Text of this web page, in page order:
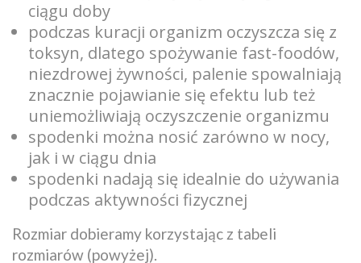
ciągu doby
podczas kuracji organizm oczyszcza się z
toksyn, dlatego spożywanie fast-foodów,
niezdrowej żywności, palenie spowalniają
znacznie pojawianie się efektu lub też
uniemożliwiają oczyszczenie organizmu
spodenki można nosić zarówno w nocy,
jak i w ciągu dnia
spodenki nadają się idealnie do używania
podczas aktywności fizycznej
Rozmiar dobieramy korzystając z tabeli
rozmiarów (powyżej).